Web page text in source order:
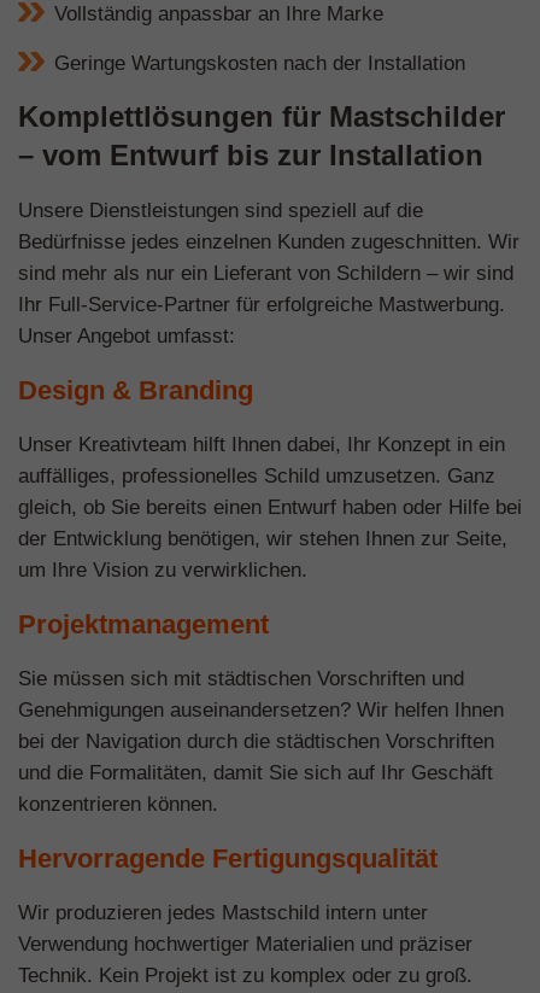
Vollständig anpassbar an Ihre Marke
Geringe Wartungskosten nach der Installation
Komplettlösungen für Mastschilder
– vom Entwurf bis zur Installation
Unsere Dienstleistungen sind speziell auf die
Bedürfnisse jedes einzelnen Kunden zugeschnitten. Wir
sind mehr als nur ein Lieferant von Schildern – wir sind
Ihr Full-Service-Partner für erfolgreiche Mastwerbung.
Unser Angebot umfasst:
Design & Branding
Unser Kreativteam hilft Ihnen dabei, Ihr Konzept in ein
auffälliges, professionelles Schild umzusetzen. Ganz
gleich, ob Sie bereits einen Entwurf haben oder Hilfe bei
der Entwicklung benötigen, wir stehen Ihnen zur Seite,
um Ihre Vision zu verwirklichen.
Projektmanagement
Sie müssen sich mit städtischen Vorschriften und
Genehmigungen auseinandersetzen? Wir helfen Ihnen
bei der Navigation durch die städtischen Vorschriften
und die Formalitäten, damit Sie sich auf Ihr Geschäft
konzentrieren können.
Hervorragende Fertigungsqualität
Wir produzieren jedes Mastschild intern unter
Verwendung hochwertiger Materialien und präziser
Technik. Kein Projekt ist zu komplex oder zu groß.